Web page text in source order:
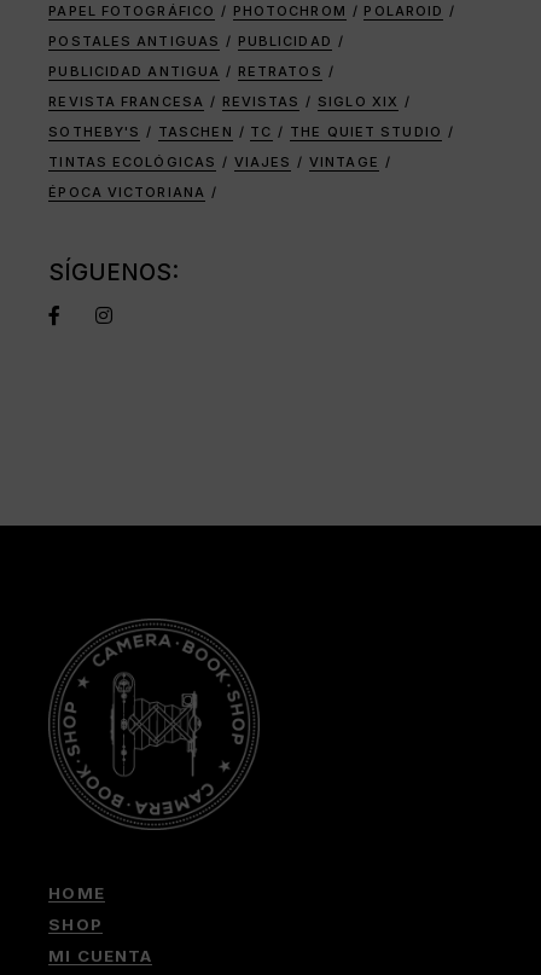
PAPEL FOTOGRÁFICO
PHOTOCHROM
POLAROID
POSTALES ANTIGUAS
PUBLICIDAD
PUBLICIDAD ANTIGUA
RETRATOS
REVISTA FRANCESA
REVISTAS
SIGLO XIX
SOTHEBY'S
TASCHEN TC
THE QUIET STUDIO
TINTAS ECOLÓGICAS
VIAJES
VINTAGE
ÉPOCA VICTORIANA
SÍGUENOS:
HOME
SHOP
MI CUENTA